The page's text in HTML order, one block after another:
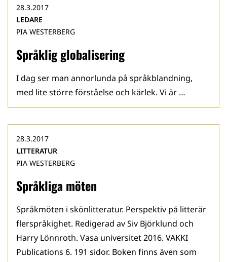
Språklig globalisering
28.3.2017
LEDARE
PIA WESTERBERG
I dag ser man annorlunda på språkblandning,
med lite större förståelse och kärlek. Vi är …
Språkliga möten
28.3.2017
LITTERATUR
PIA WESTERBERG
Språkmöten i skönlitteratur. Perspektiv på litterär
flerspråkighet. Redigerad av Siv Björklund och
Harry Lönnroth. Vasa universitet 2016. VAKKI
Publications 6. 191 sidor. Boken finns även som